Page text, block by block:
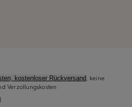
kostenloser Rückversand, keine
Verzollungskosten